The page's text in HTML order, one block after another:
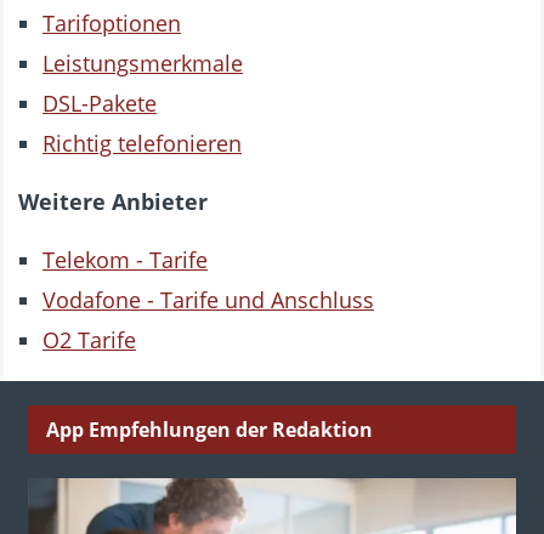
Tarifoptionen
Leistungsmerkmale
DSL-Pakete
Richtig telefonieren
Weitere Anbieter
Telekom - Tarife
Vodafone - Tarife und Anschluss
O2 Tarife
App Empfehlungen der Redaktion